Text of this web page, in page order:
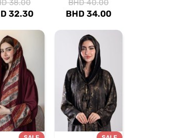
BHD40.00
BHD 34.00
38.00
32.30